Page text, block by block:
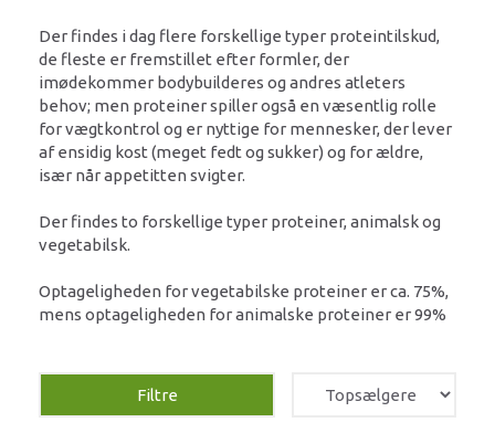
Der findes i dag flere forskellige typer proteintilskud,
de fleste er fremstillet efter formler, der
imødekommer bodybuilderes og andres atleters
behov; men proteiner spiller også en væsentlig rolle
for vægtkontrol og er nyttige for mennesker, der lever
af ensidig kost (meget fedt og sukker) og for ældre,
især når appetitten svigter.
Der findes to forskellige typer proteiner, animalsk og
vegetabilsk.
Optageligheden for vegetabilske proteiner er ca. 75%,
mens optageligheden for animalske proteiner er 99%
Filtre